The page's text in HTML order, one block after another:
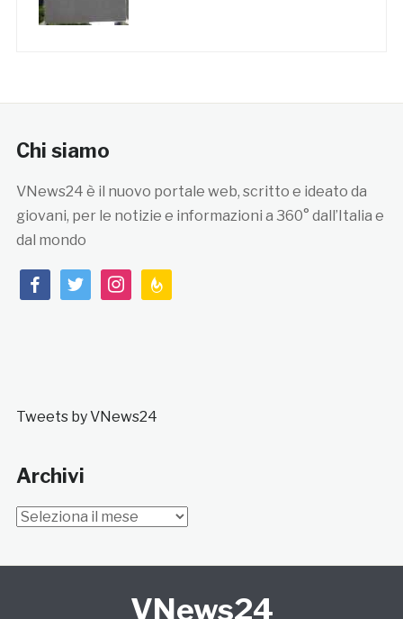
Chi siamo
VNews24 è il nuovo portale web, scritto e ideato da
giovani, per le notizie e informazioni a 360° dall’Italia e
dal mondo
facebooktwitterinstagramfeedburner
Tweets by VNews24
Archivi
Archivi
VNews24